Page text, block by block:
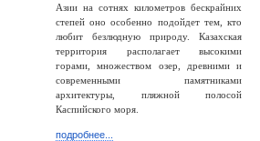
Азии на сотнях километров бескрайних
степей оно особенно подойдет тем, кто
любит безлюдную природу. Казахская
территория располагает высокими
горами, множеством озер, древними и
современными памятниками
архитектуры, пляжной полосой
Каспийского моря.
подробнее...